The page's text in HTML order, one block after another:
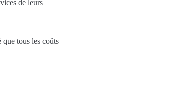
de leurs
tous les coûts